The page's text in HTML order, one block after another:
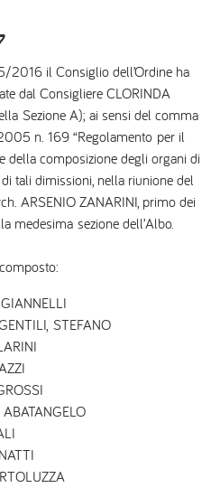
2016 il Consiglio dell’Ordine ha
dal Consigliere CLORINDA
Sezione A); ai sensi del comma
n. 169 “Regolamento per il
della composizione degli organi di
tali dimissioni, nella riunione del
ARSENIO ZANARINI, primo dei
medesima sezione dell’Albo.
STEFANO